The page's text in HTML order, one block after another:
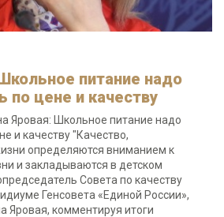
питание надо
по цене и качеству
Яровая: Школьное питание надо
и качеству "Качество,
определяются вниманием к
и закладываются в детском
Совета по качеству
Генсовета «Единой России»,
Яровая, комментируя итоги